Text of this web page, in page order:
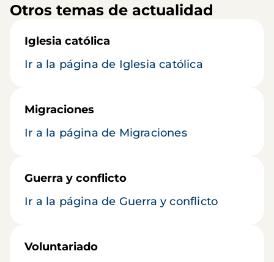
Otros temas de actualidad
Iglesia católica
Ir a la página de Iglesia católica
Migraciones
Ir a la página de Migraciones
Guerra y conflicto
Ir a la página de Guerra y conflicto
Voluntariado